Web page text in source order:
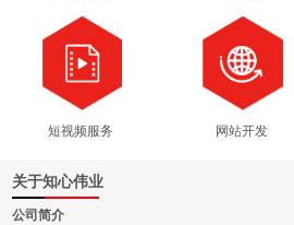
短视频服务 网站开发
关于知心伟业
公司简介